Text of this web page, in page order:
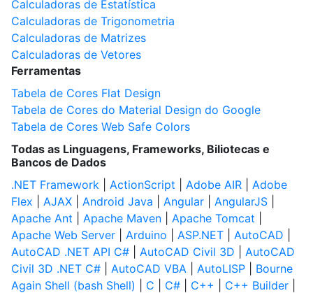
Calculadoras de Estatística
Calculadoras de Trigonometria
Calculadoras de Matrizes
Calculadoras de Vetores
Ferramentas
Tabela de Cores Flat Design
Tabela de Cores do Material Design do Google
Tabela de Cores Web Safe Colors
Todas as Linguagens, Frameworks, Biliotecas e
Bancos de Dados
.NET Framework
ActionScript Adobe AIR
Adobe
Flex
AJAX Android Java Angular AngularJS
Apache Ant
Apache Maven Apache Tomcat
Apache Web Server
Arduino ASP.NET AutoCAD
AutoCAD .NET API C#
AutoCAD Civil 3D
AutoCAD
Civil 3D .NET C#
AutoCAD VBA AutoLISP
Bourne
Again Shell (bash Shell)
C C# C++ C++ Builder